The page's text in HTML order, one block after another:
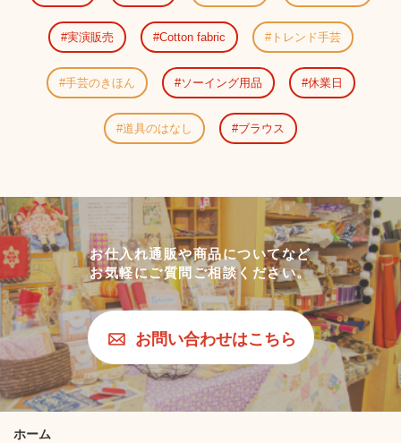
実演販売 Cotton fabric トレンド手芸
手芸のきほん ソーイング用品 休業日
道具のはなし ブラウス
お仕入れ通販や商品についてなど
お気軽にご質問ご相談ください。
お問い合わせはこちら
ホーム